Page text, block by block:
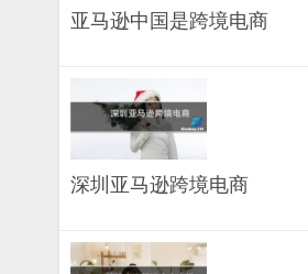
亚马逊中国是跨境电商
深圳亚马逊跨境电商